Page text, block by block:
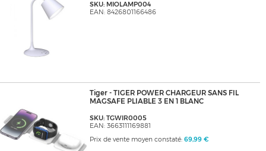
SKU: MIOLAMP004
EAN: 8426801166486
Tiger - TIGER POWER CHARGEUR SANS FIL
MAGSAFE PLIABLE 3 EN 1 BLANC
SKU: TGWIR0005
EAN: 3663111169881
Prix de vente moyen constaté: 69,99 €